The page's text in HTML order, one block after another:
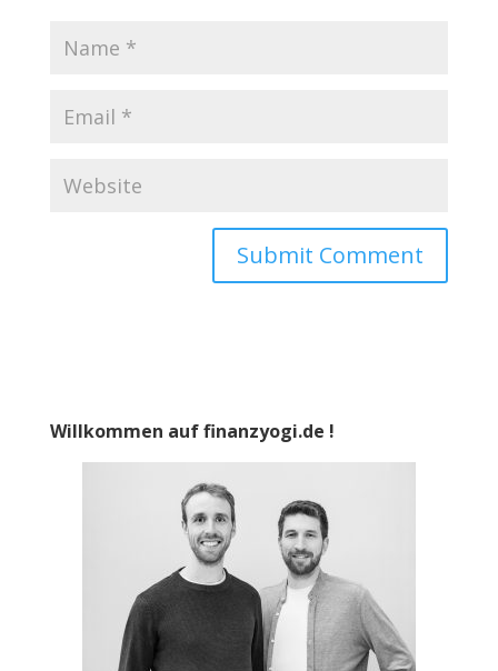
Willkommen auf finanzyogi.de !